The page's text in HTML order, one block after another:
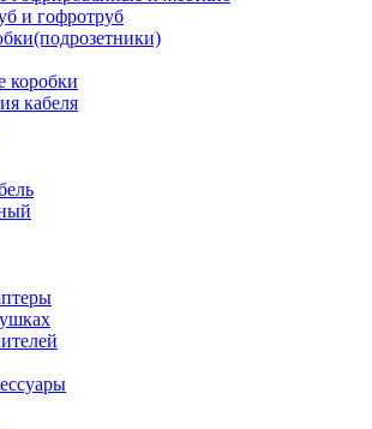
и гофротруб
коробки
кабеля